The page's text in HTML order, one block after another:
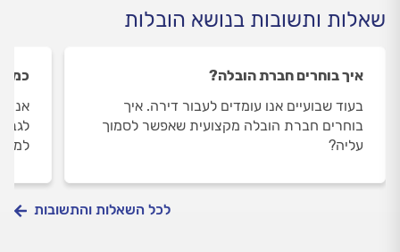
שאלות ותשובות בנושא הובלות
איך בוחרים חברת הובלה?
בעוד שבועיים אנו עומדים לעבור דירה. איך
בוחרים חברת הובלה מקצועית שאפשר לסמוך
עליה?
כמה
אנו
לכל השאלות והתשובות